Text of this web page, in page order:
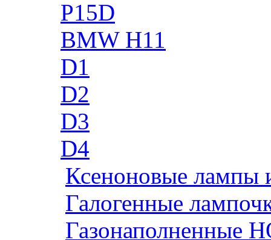
P15D
BMW H11
D1
D2
D3
D4
Ксеноновые лампы
Галогенные
Газонаполненные